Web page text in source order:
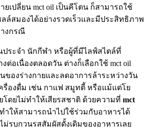
ยเปลี่ยน mct oil เป็นคีโตน ก็สามารถใช้
ลล์สมองได้อย่างรวดเร็วและมีประสิทธิภาพ
งกรณี
ประจำ นักกีฬา หรือผู้ที่มีไลฟ์สไตล์ที่
ต่อเนื่องตลอดวัน ต่างก็เลือกใช้ mct oil
ของร่างกายและลดอาการล้าระหว่างวัน
รื่องดื่ม เช่น กาแฟ สมูทตี้ หรือแม้แต่โย
โดยไม่ทำให้เสียรสชาติ ด้วยความที่ mct
ำให้สามารถนำไปใช้ร่วมกับอาหารได้
ม่รบกวนรสสัมผัสดั้งเดิมของอาหารเลย